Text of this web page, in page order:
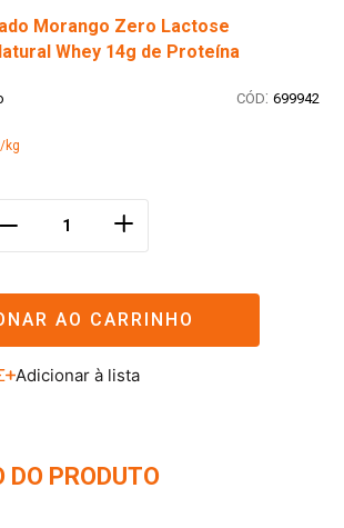
Morango Zero Lactose
Whey 14g de Proteína
: 699942
kg
＋
AO CARRINHO
DO PRODUTO